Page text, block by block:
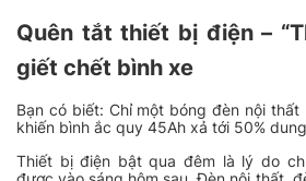
Quên tắt thiết bị điện –
giết chết bình xe
Bạn có biết: Chỉ một bóng đèn nội
khiến bình ắc quy 45Ah xả tới 50%
Thiết bị điện bật qua đêm là lý do